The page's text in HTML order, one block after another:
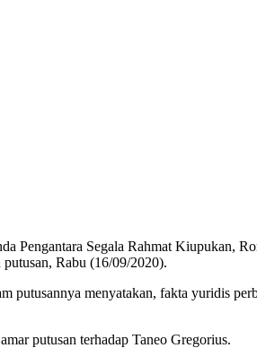
Pengantara Segala Rahmat Kiupukan,
Rabu (16/09/2020).
putusannya menyatakan, fakta yuridis
putusan terhadap Taneo Gregorius.